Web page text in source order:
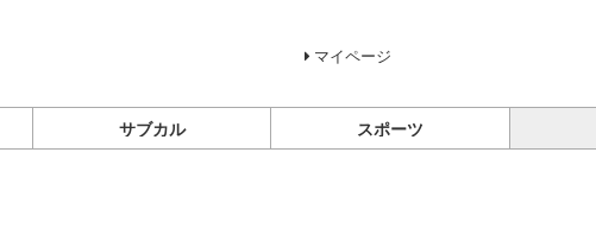
マイページ
サブカル スポーツ